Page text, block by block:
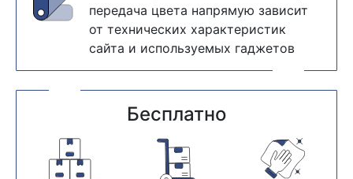
передача цвета напрямую зависит
от технических характеристик
сайта и используемых гаджетов
Бесплатно